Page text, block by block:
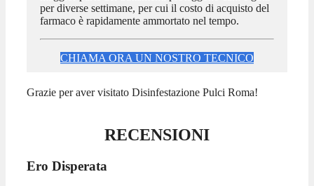
per diverse settimane, per cui il costo di acquisto del
farmaco è rapidamente ammortato nel tempo.
CHIAMA ORA UN NOSTRO TECNICO
Grazie per aver visitato Disinfestazione Pulci Roma!
RECENSIONI
Ero Disperata